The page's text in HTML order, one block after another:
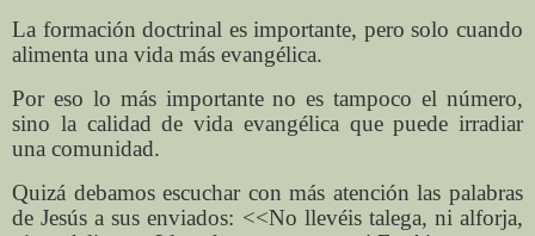
La formación doctrinal es importante, pero solo cuando
alimenta una vida más evangélica.
Por eso lo más importante no es tampoco el número,
sino la calidad de vida evangélica que puede irradiar
una comunidad.
Quizá debamos escuchar con más atención las palabras
de Jesús a sus enviados: <<No llevéis talega, ni alforja,